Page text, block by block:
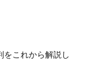
これから解説し